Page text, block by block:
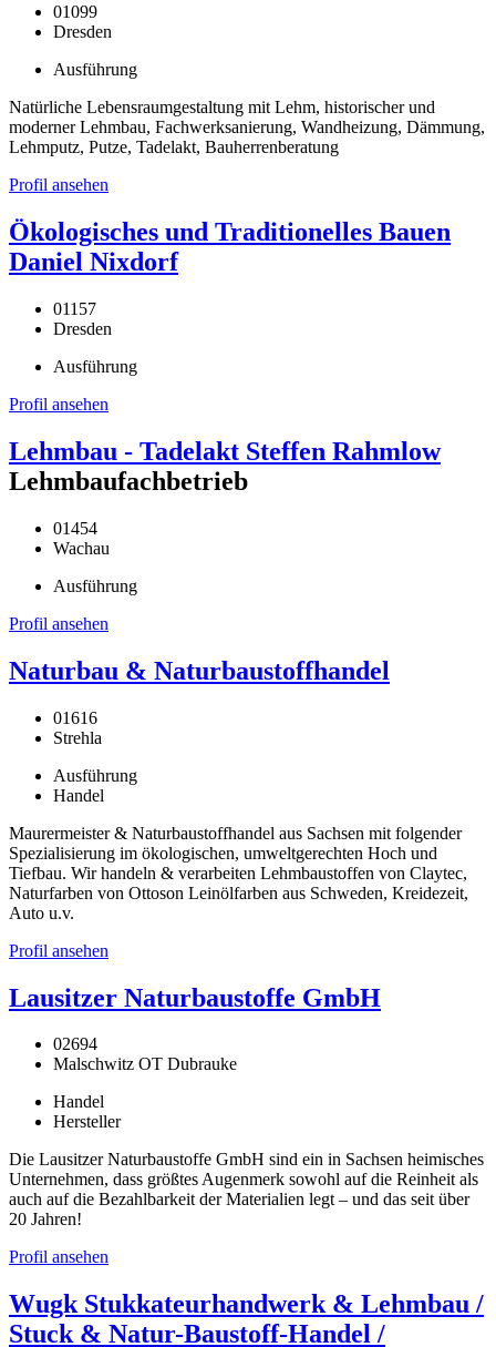
01099
Dresden
Ausführung
Natürliche Lebensraumgestaltung mit Lehm, historischer und
moderner Lehmbau, Fachwerksanierung, Wandheizung, Dämmung,
Lehmputz, Putze, Tadelakt, Bauherrenberatung
Profil ansehen
Ökologisches und Traditionelles Bauen
Daniel Nixdorf
01157
Dresden
Ausführung
Profil ansehen
Lehmbau - Tadelakt Steffen Rahmlow
Lehmbaufachbetrieb
01454
Wachau
Ausführung
Profil ansehen
Naturbau & Naturbaustoffhandel
01616
Strehla
Ausführung
Handel
Maurermeister & Naturbaustoffhandel aus Sachsen mit folgender
Spezialisierung im ökologischen, umweltgerechten Hoch und
Tiefbau. Wir handeln & verarbeiten Lehmbaustoffen von Claytec,
Naturfarben von Ottoson Leinölfarben aus Schweden, Kreidezeit,
Auto u.v.
Profil ansehen
Lausitzer Naturbaustoffe GmbH
02694
Malschwitz OT Dubrauke
Handel
Hersteller
Die Lausitzer Naturbaustoffe GmbH sind ein in Sachsen heimisches
Unternehmen, dass größtes Augenmerk sowohl auf die Reinheit als
auch auf die Bezahlbarkeit der Materialien legt – und das seit über
20 Jahren!
Profil ansehen
Wugk Stukkateurhandwerk & Lehmbau /
Stuck & Natur-Baustoff-Handel /